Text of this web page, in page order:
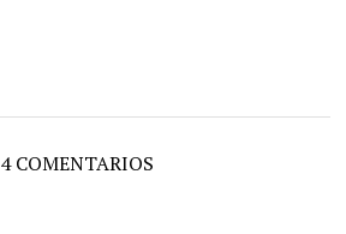
4 COMENTARIOS